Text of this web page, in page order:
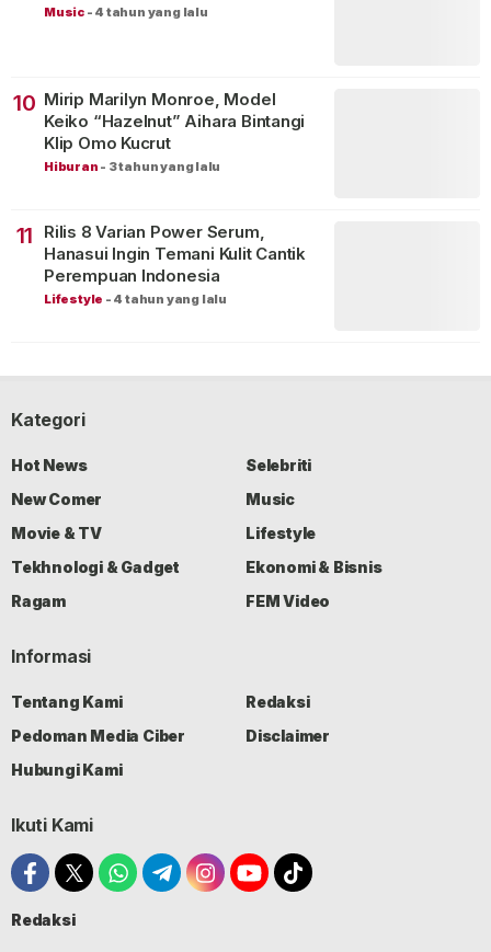
Music - 4 tahun yang lalu
10 Mirip Marilyn Monroe, Model
Keiko “Hazelnut” Aihara Bintangi
Klip Omo Kucrut
Hiburan - 3 tahun yang lalu
11
Rilis 8 Varian Power Serum,
Hanasui Ingin Temani Kulit Cantik
Perempuan Indonesia
Lifestyle - 4 tahun yang lalu
Kategori
Hot News
Selebriti
New Comer
Music
Movie & TV
Lifestyle
Tekhnologi & Gadget
Ekonomi & Bisnis
Ragam
FEM Video
Informasi
Tentang Kami
Redaksi
Pedoman Media Ciber
Disclaimer
Hubungi Kami
Ikuti Kami
Redaksi